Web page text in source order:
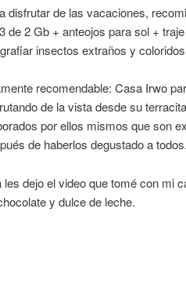
disfrutar de las vacaciones,
de 2 Gb + anteojos para sol +
insectos extraños y
recomendable: Casa Irwo
de la vista desde su
por ellos mismos que son
de haberlos degustado a todos.
les dejo el video que tomé con mi
y dulce de leche.